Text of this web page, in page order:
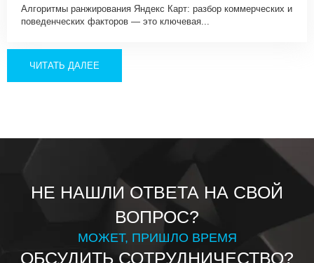
Алгоритмы ранжирования Яндекс Карт: разбор коммерческих и
поведенческих факторов — это ключевая...
ЧИТАТЬ ДАЛЕЕ
НЕ НАШЛИ ОТВЕТА НА СВОЙ
ВОПРОС?
МОЖЕТ, ПРИШЛО ВРЕМЯ
ОБСУДИТЬ СОТРУДНИЧЕСТВО?